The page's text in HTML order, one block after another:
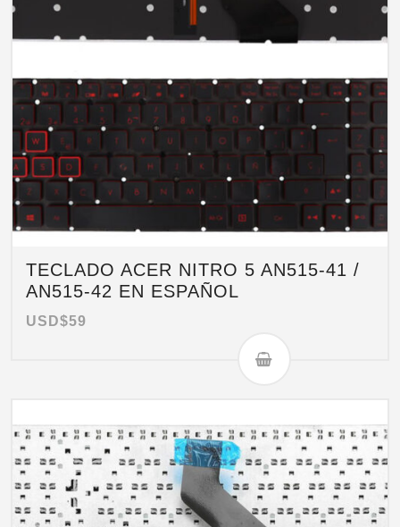
TECLADO ACER NITRO 5 AN515-41 /
AN515-42 EN ESPAÑOL
USD$59